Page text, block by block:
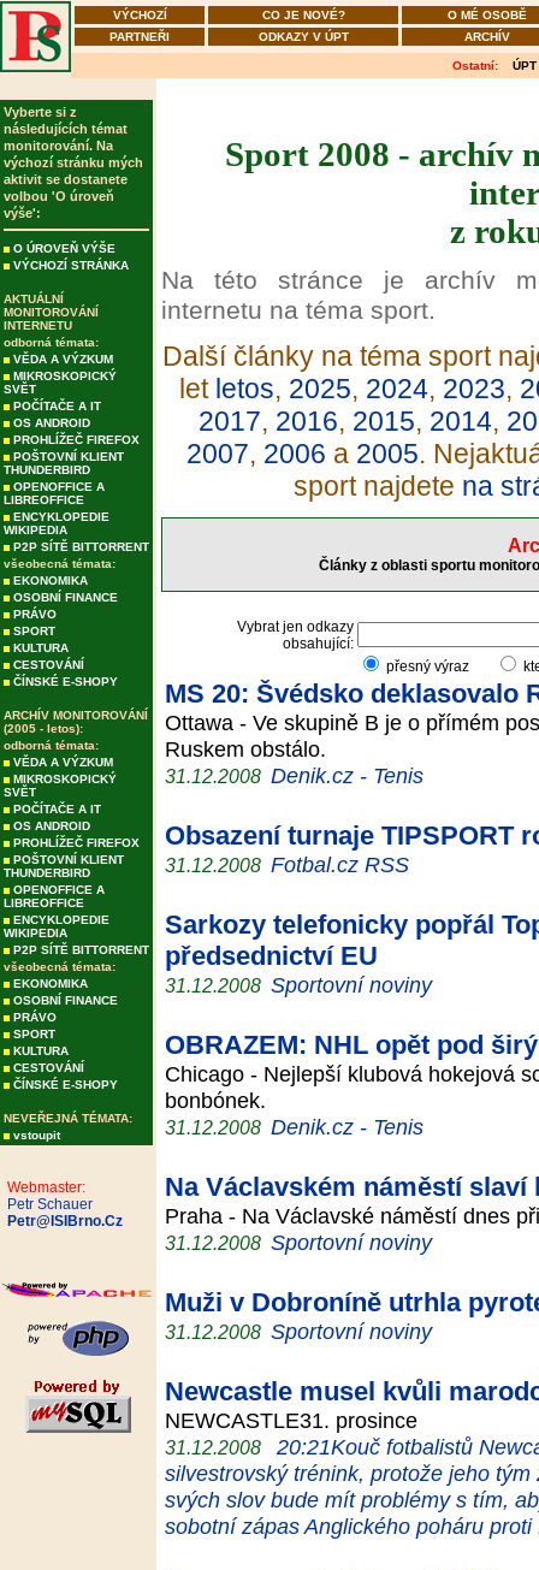
VÝCHOZÍ CO JE NOVÉ?
O MÉ OSOBĚ
PARTNEŘI
ODKAZY V ÚPT ARCHÍV
Ostatní: ÚPT
Vyberte si z
následujících témat
monitorování. Na
výchozí stránku mých
aktivit se dostanete
volbou 'O úroveň
výše':
O ÚROVEŇ VÝŠE
VÝCHOZÍ STRÁNKA
AKTUÁLNÍ
MONITOROVÁNÍ
INTERNETU
odborná témata:
VĚDA A VÝZKUM
MIKROSKOPICKÝ
SVĚT
POČÍTAČE A IT
OS ANDROID
PROHLÍŽEČ FIREFOX
POŠTOVNÍ KLIENT
THUNDERBIRD
OPENOFFICE A
LIBREOFFICE
ENCYKLOPEDIE
WIKIPEDIA
P2P SÍTĚ BITTORRENT
všeobecná témata:
EKONOMIKA
OSOBNÍ FINANCE
PRÁVO
SPORT
KULTURA
CESTOVÁNÍ
ČÍNSKÉ E-SHOPY
ARCHÍV MONITOROVÁNÍ
(2005 - letos):
odborná témata:
VĚDA A VÝZKUM
MIKROSKOPICKÝ
SVĚT
POČÍTAČE A IT
OS ANDROID
PROHLÍŽEČ FIREFOX
POŠTOVNÍ KLIENT
THUNDERBIRD
OPENOFFICE A
LIBREOFFICE
ENCYKLOPEDIE
WIKIPEDIA
P2P SÍTĚ BITTORRENT
všeobecná témata:
EKONOMIKA
OSOBNÍ FINANCE
PRÁVO
SPORT
KULTURA
CESTOVÁNÍ
ČÍNSKÉ E-SHOPY
NEVEŘEJNÁ TÉMATA:
vstoupit
Webmaster:
Petr Schauer
Petr@ISIBrno.Cz
Sport 2008 - archív
z
Na této stránce je archív
internetu na téma sport.
Další články na téma sport
let letos, 2025, 2024, 2023,
2017, 2016, 2015, 2014,
2007, 2006 a 2005.
sport najdete na
Články z oblasti sportu
Vybrat jen odkazy
obsahující:
přesný výraz
MS 20: Švédsko deklasovalo
Ottawa - Ve skupině B je o přímém
Ruskem obstálo.
31.12.2008 Denik.cz - Tenis
Obsazení turnaje TIPSPORT
31.12.2008 Fotbal.cz RSS
Sarkozy telefonicky popřál
předsednictví EU
31.12.2008 Sportovní noviny
OBRAZEM: NHL opět pod
Chicago - Nejlepší klubová hokejová
bonbónek.
31.12.2008 Denik.cz - Tenis
Na Václavském náměstí
Praha - Na Václavské náměstí dnes
31.12.2008 Sportovní noviny
Muži v Dobroníně utrhla
31.12.2008 Sportovní noviny
Newcastle musel kvůli
NEWCASTLE31. prosince
31.12.2008
20:21Kouč fotbalistů
silvestrovský trénink, protože jeho
svých slov bude mít problémy s tím,
sobotní zápas Anglického poháru